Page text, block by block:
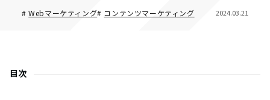
#Webマーケティング# コンテンツマーケティング 2024.03.21
目次